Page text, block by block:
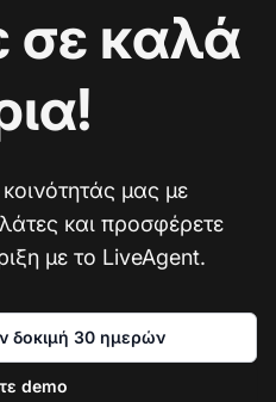
σε καλά
μας με
και προσφέρετε
με το LiveAgent.
δοκιμή 30 ημερών
demo